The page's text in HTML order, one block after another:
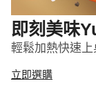
即刻美味
輕鬆加熱快速
立即選購